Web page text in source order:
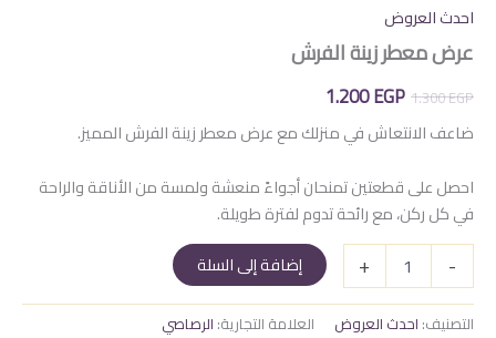
احدث العروض
عرض معطر زينة الفرش
1.300EGP
السعر
الأصلي
هو:
1.300 EGP.
1.200EGP
الحالي
هو:
1.200 EGP.
ضاعف الانتعاش في منزلك مع عرض معطر زينة الفرش المميز.
احصل على قطعتين تمنحان أجواءً منعشة ولمسة من الأناقة والراحة
في كل ركن، مع رائحة تدوم لفترة طويلة.
-
كمية
عرض
معطر
زينة
+ إضافة إلى السلة
التصنيف: احدث العروض العلامة التجارية: الرصاصي